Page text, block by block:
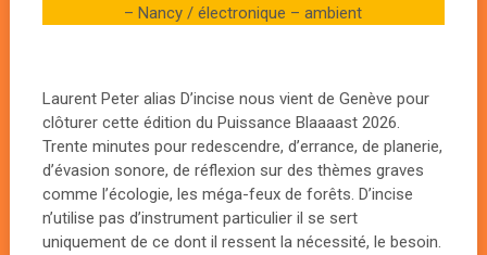
– Nancy / électronique – ambient
Laurent Peter alias D’incise nous vient de Genève pour
clôturer cette édition du Puissance Blaaaast 2026.
Trente minutes pour redescendre, d’errance, de planerie,
d’évasion sonore, de réflexion sur des thèmes graves
comme l’écologie, les méga-feux de forêts. D’incise
n’utilise pas d’instrument particulier il se sert
uniquement de ce dont il ressent la nécessité, le besoin.